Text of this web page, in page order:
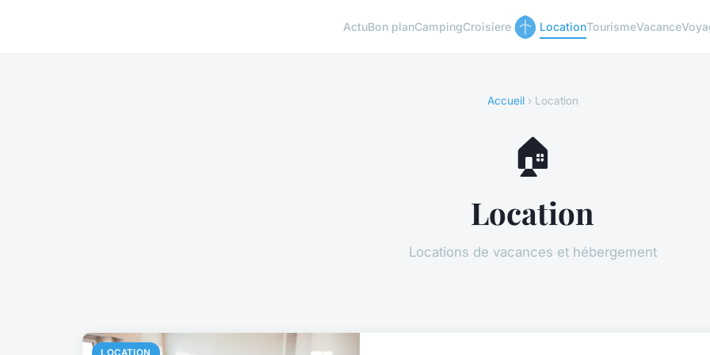
ActuBon planCampingCroisiere LocationTourismeVacance
Accueil› Location
🏠
Location
Locations de vacances et hébergement
LOCATION